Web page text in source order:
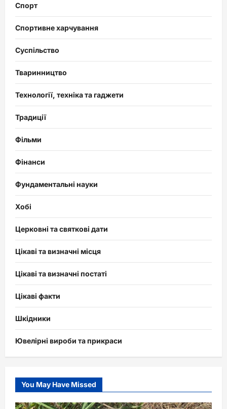
Спорт
Спортивне харчування
Суспільство
Тваринництво
Технології, техніка та гаджети
Традиції
Фільми
Фінанси
Фундаментальні науки
Хобі
Церковні та святкові дати
Цікаві та визначні місця
Цікаві та визначні постаті
Цікаві факти
Шкідники
Ювелірні вироби та прикраси
You May Have Missed